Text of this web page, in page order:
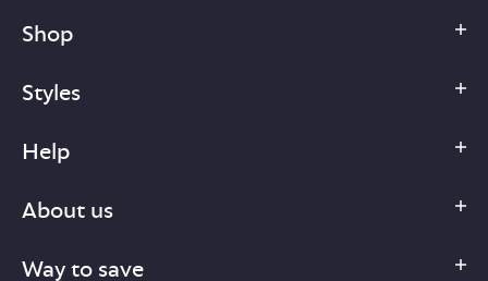
Shop
Styles
Help
About us
Way to save